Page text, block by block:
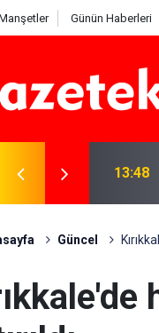
Günün Haberleri
13:48
Güncel